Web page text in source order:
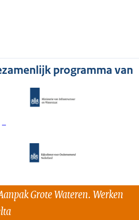
programma van
Grote Wateren. Werken